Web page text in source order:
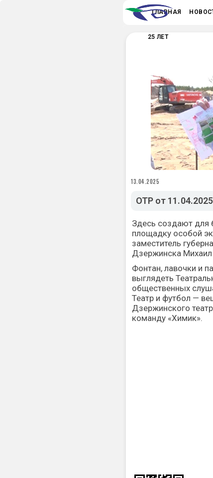
ГЛАВНАЯ
25 ЛЕТ
13.04.2025
ОТР от
Здесь создают для
площадку особой
заместитель
Дзержинска Михаил
Фонтан, лавочки и
выглядеть
общественных
Театр и футбол —
Дзержинского
команду «Химик».